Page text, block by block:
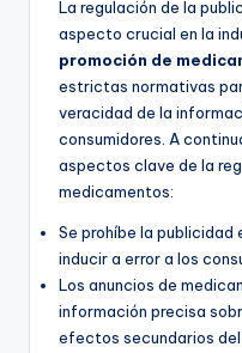
La regulación de la
aspecto crucial en la
promoción de
estrictas normativas
veracidad de la
consumidores. A
aspectos clave de la
medicamentos:
Se prohíbe la publicidad
inducir a error a los
Los anuncios de
información precisa
efectos secundarios del